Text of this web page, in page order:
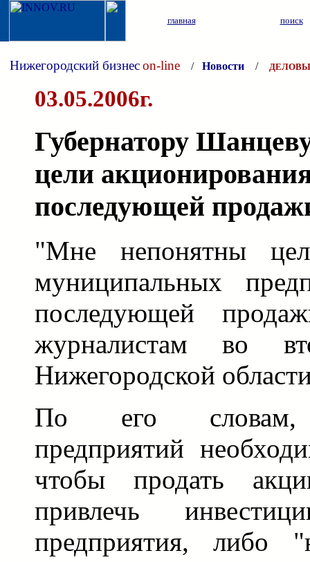
главная поиск
Нижегородский бизнесon-line / Новости /
03.05.2006г.
Губернатору
цели
последующей
"Мне непонятны
муниципальных
последующей
журналистам во
Нижегородской
По его словам,
предприятий
чтобы продать
привлечь
предприятия, либо